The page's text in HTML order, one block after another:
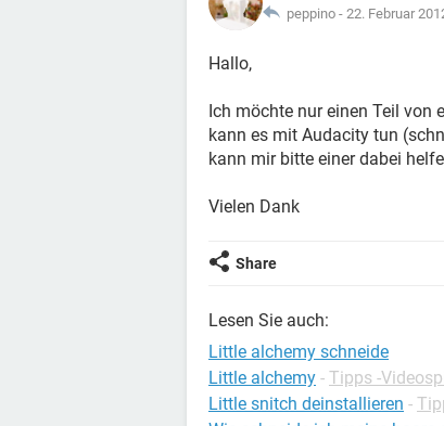
peppino - 22. Februar
Hallo,
Ich möchte nur einen Teil von
kann es mit Audacity tun
kann mir bitte einer dabei
Vielen Dank
Share
Lesen Sie auch:
Little alchemy schneide
Little alchemy - Tipps -
Little snitch deinstallieren -